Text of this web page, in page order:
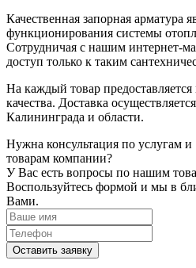
Качественная запорная арматура
функционирования системы
Сотрудничая с нашим интернет-
доступ только к таким
На каждый товар
качества. Доставка
Калининграда и области.
Нужна консультация по услугам и
товарам компании?
У Вас есть вопросы по нашим
Воспользуйтесь формой и мы в
Вами.